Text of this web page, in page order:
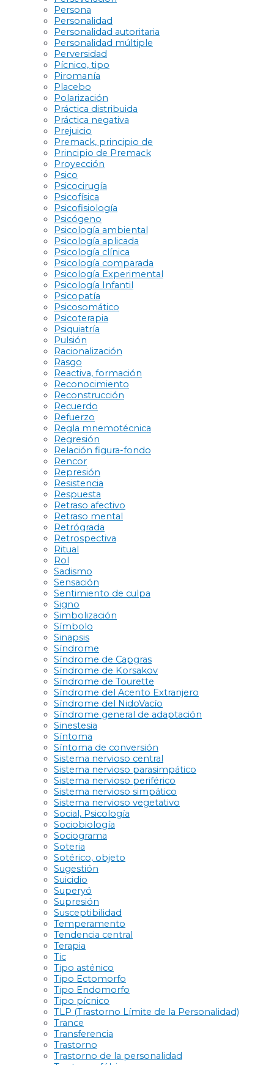
Persona
Personalidad
Personalidad autoritaria
Personalidad múltiple
Perversidad
Pícnico, tipo
Piromanía
Placebo
Polarización
Práctica distribuida
Práctica negativa
Prejuicio
Premack, principio de
Principio de Premack
Proyección
Psico
Psicocirugía
Psicofísica
Psicofisiología
Psicógeno
Psicología ambiental
Psicología aplicada
Psicología clínica
Psicología comparada
Psicología Experimental
Psicología Infantil
Psicopatía
Psicosomático
Psicoterapia
Psiquiatría
Pulsión
Racionalización
Rasgo
Reactiva, formación
Reconocimiento
Reconstrucción
Recuerdo
Refuerzo
Regla mnemotécnica
Regresión
Relación figura-fondo
Rencor
Represión
Resistencia
Respuesta
Retraso afectivo
Retraso mental
Retrógrada
Retrospectiva
Ritual
Rol
Sadismo
Sensación
Sentimiento de culpa
Signo
Simbolización
Símbolo
Sinapsis
Síndrome
Síndrome de Capgras
Síndrome de Korsakov
Síndrome de Tourette
Síndrome del Acento Extranjero
Síndrome del NidoVacío
Síndrome general de adaptación
Sinestesia
Síntoma
Síntoma de conversión
Sistema nervioso central
Sistema nervioso parasimpático
Sistema nervioso periférico
Sistema nervioso simpático
Sistema nervioso vegetativo
Social, Psicología
Sociobiología
Sociograma
Soteria
Sotérico, objeto
Sugestión
Suicidio
Superyó
Supresión
Susceptibilidad
Temperamento
Tendencia central
Terapia
Tic
Tipo asténico
Tipo Ectomorfo
Tipo Endomorfo
Tipo pícnico
TLP (Trastorno Límite de la Personalidad)
Trance
Transferencia
Trastorno
Trastorno de la personalidad